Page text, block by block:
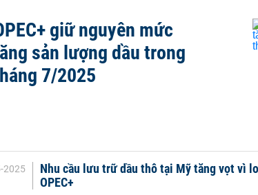
giữ nguyên mức
sản lượng dầu trong
7/2025
2025
Nhu cầu lưu trữ dầu thô tại Mỹ tăng vọt vì
OPEC+